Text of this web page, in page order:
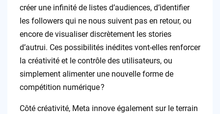
créer une infinité de listes d’audiences, d’identifier
les followers qui ne nous suivent pas en retour, ou
encore de visualiser discrètement les stories
d’autrui. Ces possibilités inédites vont-elles renforcer
la créativité et le contrôle des utilisateurs, ou
simplement alimenter une nouvelle forme de
compétition numérique ?
Côté créativité, Meta innove également sur le terrain